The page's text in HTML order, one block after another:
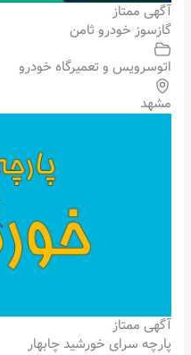
آگهی ممتاز
گازسوز خودرو ثامن
اتوسرویس و تعمیرگاه خودرو
مشهد
آگهی ممتاز
پارچه سرای خورشید چابهار